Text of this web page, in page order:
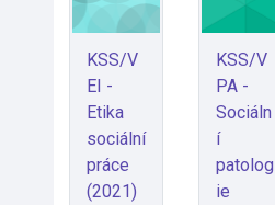
KSS/V
EI -
Etika
sociální
práce
(2021)
KSS/V
PA -
Sociáln
í
patolog
ie